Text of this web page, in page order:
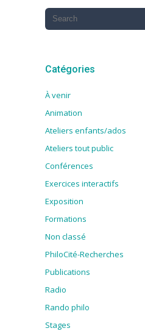
Catégories
À venir
Animation
Ateliers enfants/ados
Ateliers tout public
Conférences
Exercices interactifs
Exposition
Formations
Non classé
PhiloCité-Recherches
Publications
Radio
Rando philo
Stages